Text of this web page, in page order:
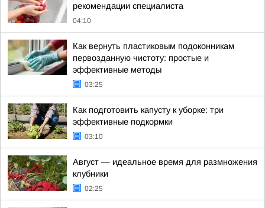
рекомендации специалиста
04:10
Как вернуть пластиковым подоконникам
первозданную чистоту: простые и
эффективные методы
03:25
Как подготовить капусту к уборке: три
эффективные подкормки
03:10
Август — идеальное время для размножения
клубники
02:25